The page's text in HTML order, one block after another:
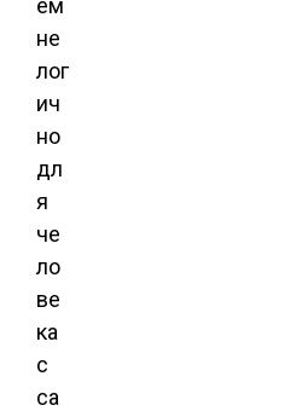
ем
не
лог
ич
но
дл
я
че
ло
ве
ка
с
са